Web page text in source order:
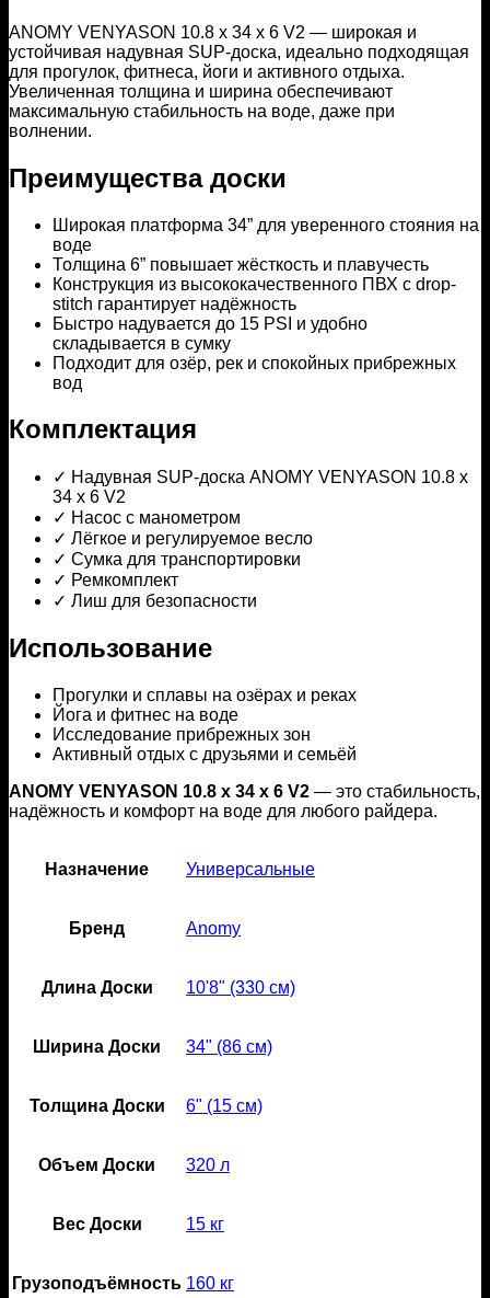
ANOMY VENYASON 10.8 x 34 x 6 V2 — широкая и
устойчивая надувная SUP-доска, идеально подходящая
для прогулок, фитнеса, йоги и активного отдыха.
Увеличенная толщина и ширина обеспечивают
максимальную стабильность на воде, даже при
волнении.
Преимущества доски
Широкая платформа 34” для уверенного стояния на
воде
Толщина 6” повышает жёсткость и плавучесть
Конструкция из высококачественного ПВХ с drop-
stitch гарантирует надёжность
Быстро надувается до 15 PSI и удобно
складывается в сумку
Подходит для озёр, рек и спокойных прибрежных
вод
Комплектация
✓ Надувная SUP-доска ANOMY VENYASON 10.8 x
34 x 6 V2
✓ Насос с манометром
✓ Лёгкое и регулируемое весло
✓ Сумка для транспортировки
✓ Ремкомплект
✓ Лиш для безопасности
Использование
Прогулки и сплавы на озёрах и реках
Йога и фитнес на воде
Исследование прибрежных зон
Активный отдых с друзьями и семьёй
ANOMY VENYASON 10.8 x 34 x 6 V2 — это стабильность,
надёжность и комфорт на воде для любого райдера.
Назначение Универсальные
Бренд Anomy
Длина Доски 10'8" (330 см)
Ширина Доски 34" (86 см)
Толщина Доски 6" (15 см)
Объем Доски 320 л
Вес Доски 15 кг
Грузоподъёмность 160 кг